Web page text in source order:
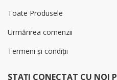
Toate Produsele
Urmărirea comenzii
Termeni și condiții
STAȚI CONECTAT CU NOI